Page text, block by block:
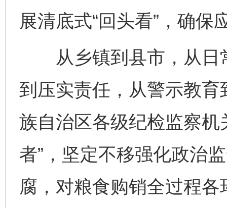
展清底式“回头看”，确保
从乡镇到县市，从日
到压实责任，从警示教
族自治区各级纪检监察机
者”，坚定不移强化政治
腐，对粮食购销全过程